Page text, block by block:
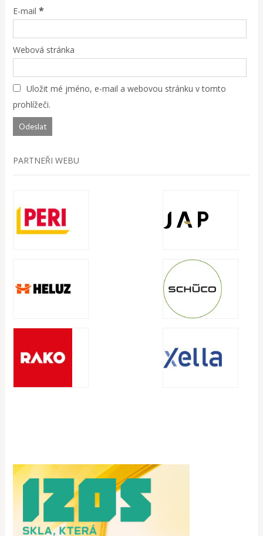
E-mail *
Webová stránka
Uložit mé jméno, e-mail a webovou stránku v tomto
prohlížeči.
PARTNEŘI WEBU